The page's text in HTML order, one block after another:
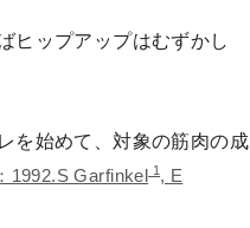
ヒップアップはむずかし
を始めて、対象の筋肉の成
1992.S Garfinkel 1 , E